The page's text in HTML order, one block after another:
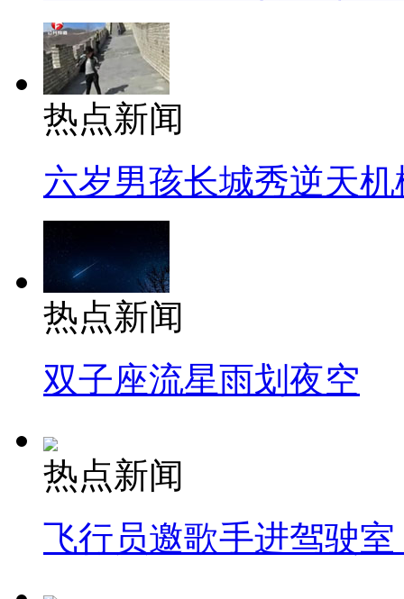
热点新闻
六岁男孩长城秀逆天机
热点新闻
双子座流星雨划夜空
热点新闻
飞行员邀歌手进驾驶